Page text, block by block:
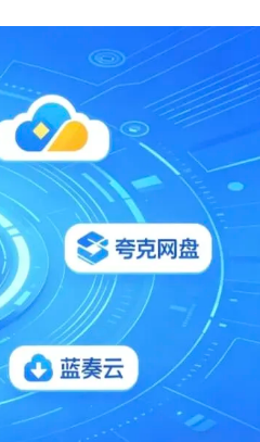
忘记密码?
登录
用户协议 隐私政策